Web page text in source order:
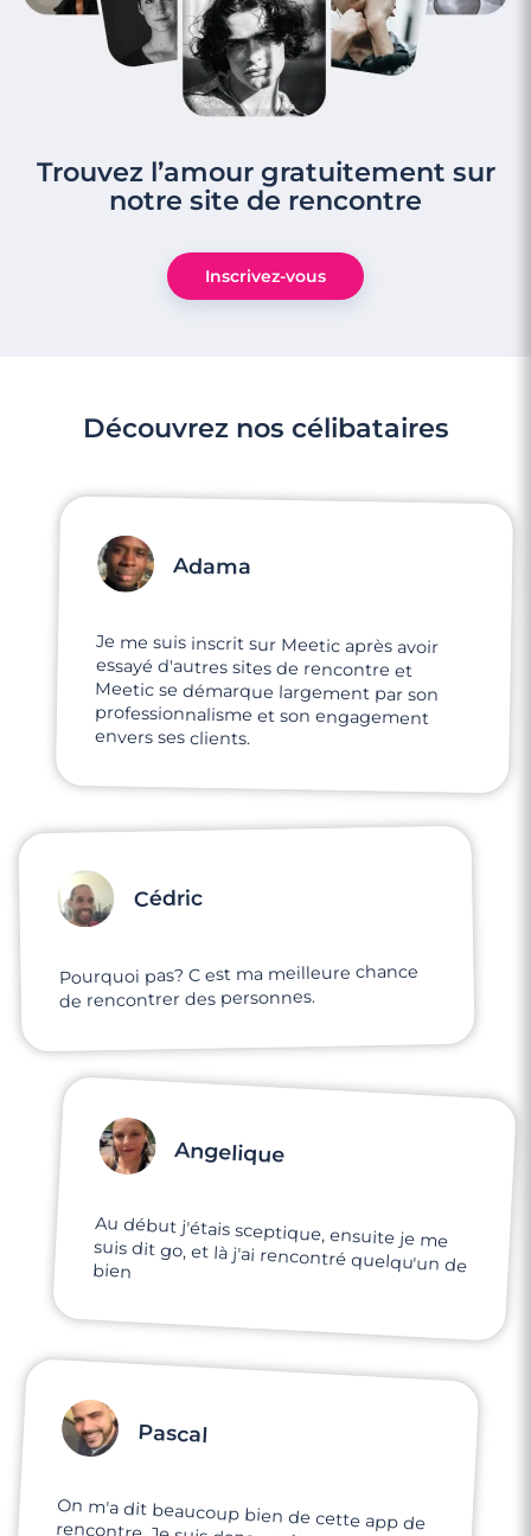
Trouvez l’amour gratuitement sur
notre site de rencontre
Inscrivez-vous
Découvrez nos célibataires
Adama
Je me suis inscrit sur Meetic après avoir
essayé d'autres sites de rencontre et
Meetic se démarque largement par son
professionnalisme et son engagement
envers ses clients.
Cédric
Pourquoi pas? C est ma meilleure chance
de rencontrer des personnes.
Angelique
Au début j'étais sceptique, ensuite je me
suis dit go, et là j'ai rencontré quelqu'un de
bien
Pascal
On m'a dit beaucoup bien de cette app de
rencontre. Je suis dans un état d'esprit très
motivé, j'ai vraiment envie rencontrer mon